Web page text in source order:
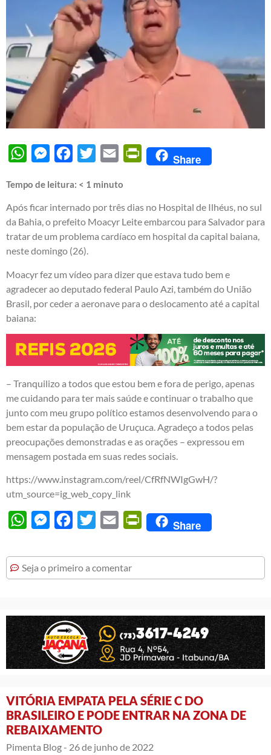
WhatsAppMessengerFacebook
Twitter Email PrintFriendly
Share
Tempo de leitura: < 1 minuto
Após ficar internado por três dias no Hospital de Ilhéus, no sul
da Bahia, o prefeito Moacyr Leite embarcou para Salvador para
tratar de um problema cardíaco em hospital da capital baiana,
neste domingo (26).
Moacyr fez um vídeo para dizer que estava tudo bem e
agradecer ao deputado federal Paulo Azi, também do União
Brasil, por ceder a aeronave para o deslocamento até a capital
baiana:
– Tranquilizo a todos que estou bem e fora de perigo, apenas
me cuidando para ter mais saúde e continuar o trabalho que
junto com meu grupo político estamos desenvolvendo para o
bem estar da população de Uruçuca. Agradeço a todos pelas
preocupações demonstradas e as orações – expressou em
mensagem postada em suas redes sociais.
https://www.instagram.com/reel/CfRfNWIgGwH/?
utm_source=ig_web_copy_link
WhatsAppMessengerFacebook
Twitter Email PrintFriendly
Share
Seja o primeiro a comentar
VITÓRIA EMPATA PELA SÉRIE C DO
BRASILEIRO E PODE ENTRAR NA ZONA DE
REBAIXAMENTO
Pimenta Blog - 26 de junho de 2022